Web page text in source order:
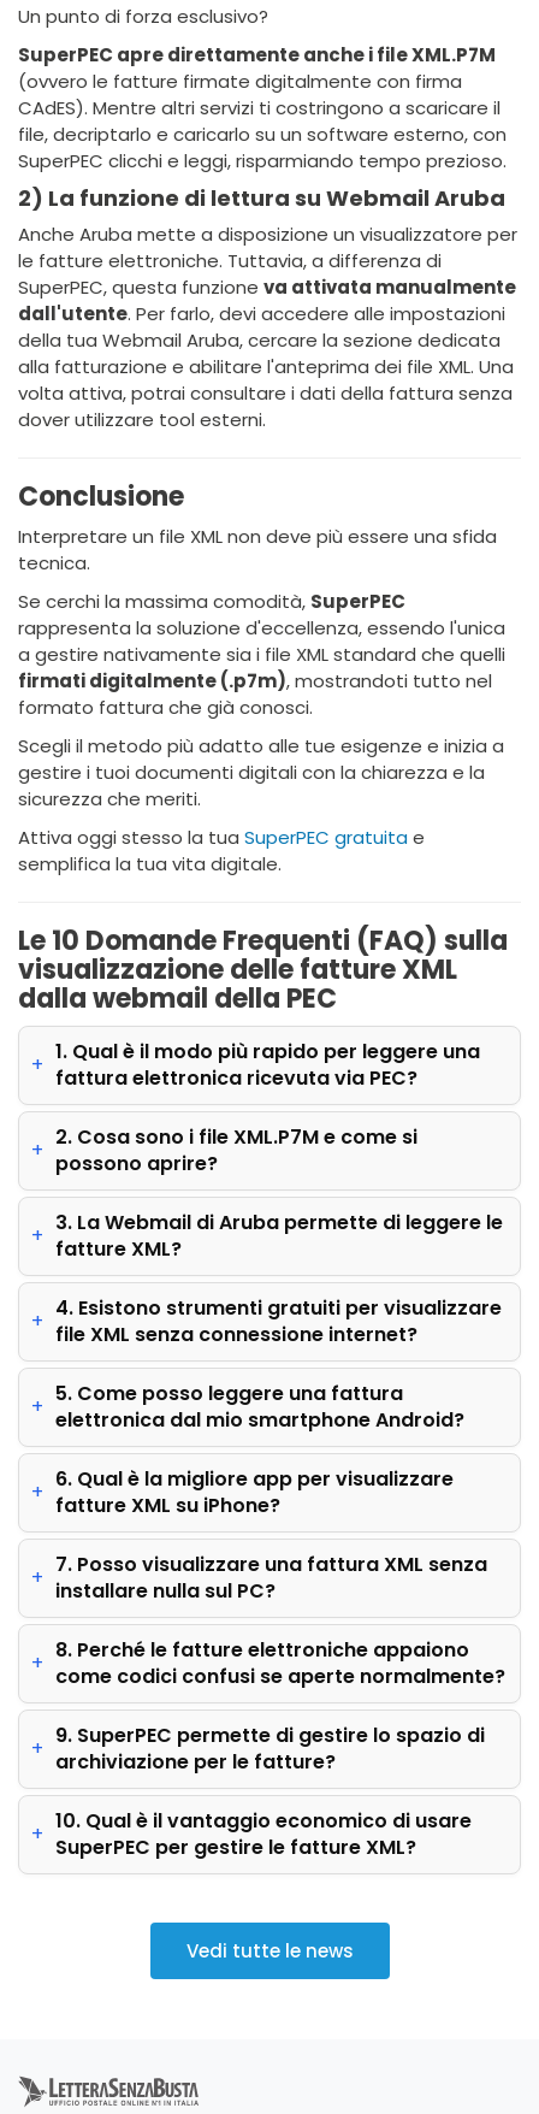
Un punto di forza esclusivo?
SuperPEC apre direttamente anche i file XML.P7M
(ovvero le fatture firmate digitalmente con firma
CAdES). Mentre altri servizi ti costringono a scaricare il
file, decriptarlo e caricarlo su un software esterno, con
SuperPEC clicchi e leggi, risparmiando tempo prezioso.
2) La funzione di lettura su Webmail Aruba
Anche Aruba mette a disposizione un visualizzatore per
le fatture elettroniche. Tuttavia, a differenza di
SuperPEC, questa funzione va attivata manualmente
dall'utente. Per farlo, devi accedere alle impostazioni
della tua Webmail Aruba, cercare la sezione dedicata
alla fatturazione e abilitare l'anteprima dei file XML. Una
volta attiva, potrai consultare i dati della fattura senza
dover utilizzare tool esterni.
Conclusione
Interpretare un file XML non deve più essere una sfida
tecnica.
Se cerchi la massima comodità, SuperPEC
rappresenta la soluzione d'eccellenza, essendo l'unica
a gestire nativamente sia i file XML standard che quelli
firmati digitalmente (.p7m), mostrandoti tutto nel
formato fattura che già conosci.
Scegli il metodo più adatto alle tue esigenze e inizia a
gestire i tuoi documenti digitali con la chiarezza e la
sicurezza che meriti.
Attiva oggi stesso la tua SuperPEC gratuitae
semplifica la tua vita digitale.
Le 10 Domande Frequenti (FAQ) sulla
visualizzazione delle fatture XML
dalla webmail della PEC
1. Qual è il modo più rapido per leggere una
fattura elettronica ricevuta via PEC?
2. Cosa sono i file XML.P7M e come si
possono aprire?
3. La Webmail di Aruba permette di leggere le
fatture XML?
4. Esistono strumenti gratuiti per visualizzare
file XML senza connessione internet?
5. Come posso leggere una fattura
elettronica dal mio smartphone Android?
6. Qual è la migliore app per visualizzare
fatture XML su iPhone?
7. Posso visualizzare una fattura XML senza
installare nulla sul PC?
8. Perché le fatture elettroniche appaiono
come codici confusi se aperte normalmente?
9. SuperPEC permette di gestire lo spazio di
archiviazione per le fatture?
10. Qual è il vantaggio economico di usare
SuperPEC per gestire le fatture XML?
Vedi tutte le news